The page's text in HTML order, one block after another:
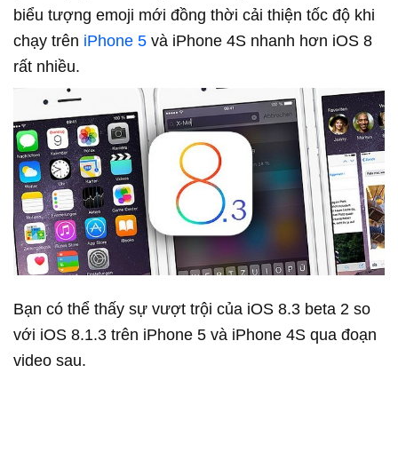
biểu tượng emoji mới đồng thời cải thiện tốc độ khi
chạy trên iPhone 5 và iPhone 4S nhanh hơn iOS 8
rất nhiều.
Bạn có thể thấy sự vượt trội của iOS 8.3 beta 2 so
với iOS 8.1.3 trên iPhone 5 và iPhone 4S qua đoạn
video sau.